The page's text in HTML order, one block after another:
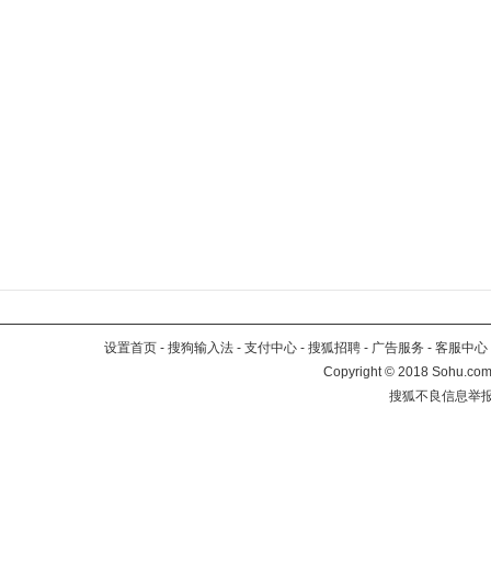
设置首页 - 搜狗输入法 - 支付中心 - 搜狐招聘 - 广告服务 - 客服中心
Copyright©2018
搜狐不良信息举